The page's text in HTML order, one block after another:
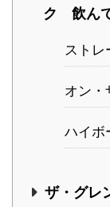
ク 飲ん
ストレ
オン・
ハイボ
ザ・グレ